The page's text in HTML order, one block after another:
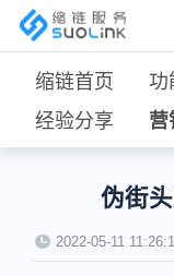
缩链首页 功
经验分享
营
伪街
2022-05-11